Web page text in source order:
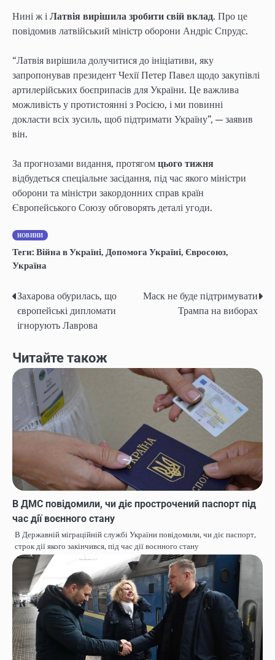
Нині ж і Латвія вирішила зробити свій вклад. Про це
повідомив латвійський міністр оборони Андріс Спрудс.
“Латвія вирішила долучитися до ініціативи, яку
запропонував президент Чехії Петер Павел щодо закупівлі
артилерійських боєприпасів для України. Це важлива
можливість у протистоянні з Росією, і ми повинні
докласти всіх зусиль, щоб підтримати Україну”, — заявив
він.
За прогнозами видання, протягом цього тижня
відбудеться спеціальне засідання, під час якого міністри
оборони та міністри закордонних справ країн
Європейського Союзу обговорять деталі угоди.
НОВИНИ
Теги: Війна в Україні, Допомога Україні, Євросоюз,
Україна
Навігація
записів
Захарова обурилась, що
європейські дипломати
ігнорують Лаврова
Маск не буде підтримувати
Трампа на виборах
Читайте також
В ДМС повідомили, чи діє прострочений паспорт під
час дії воєнного стану
В Державній міграційній службі України повідомили, чи діє паспорт,
строк дії якого закінчився, під час дії воєнного стану